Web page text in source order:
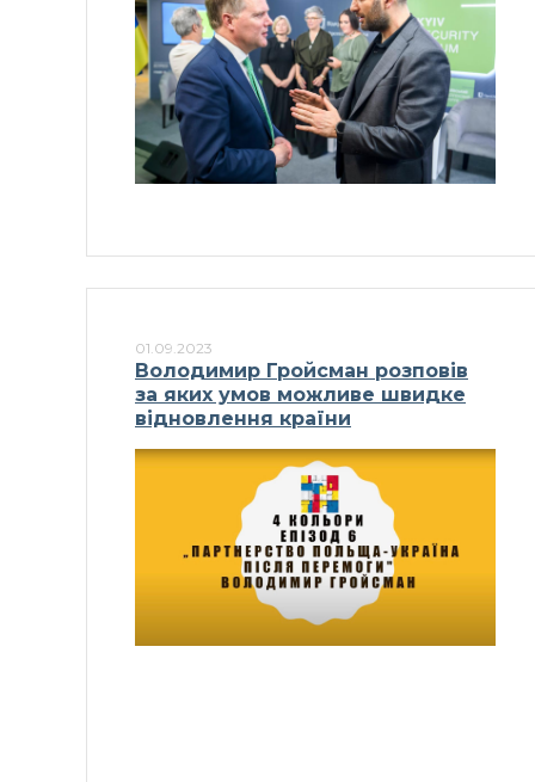
01.09.2023
Володимир Гройсман розповів
за яких умов можливе швидке
відновлення країни